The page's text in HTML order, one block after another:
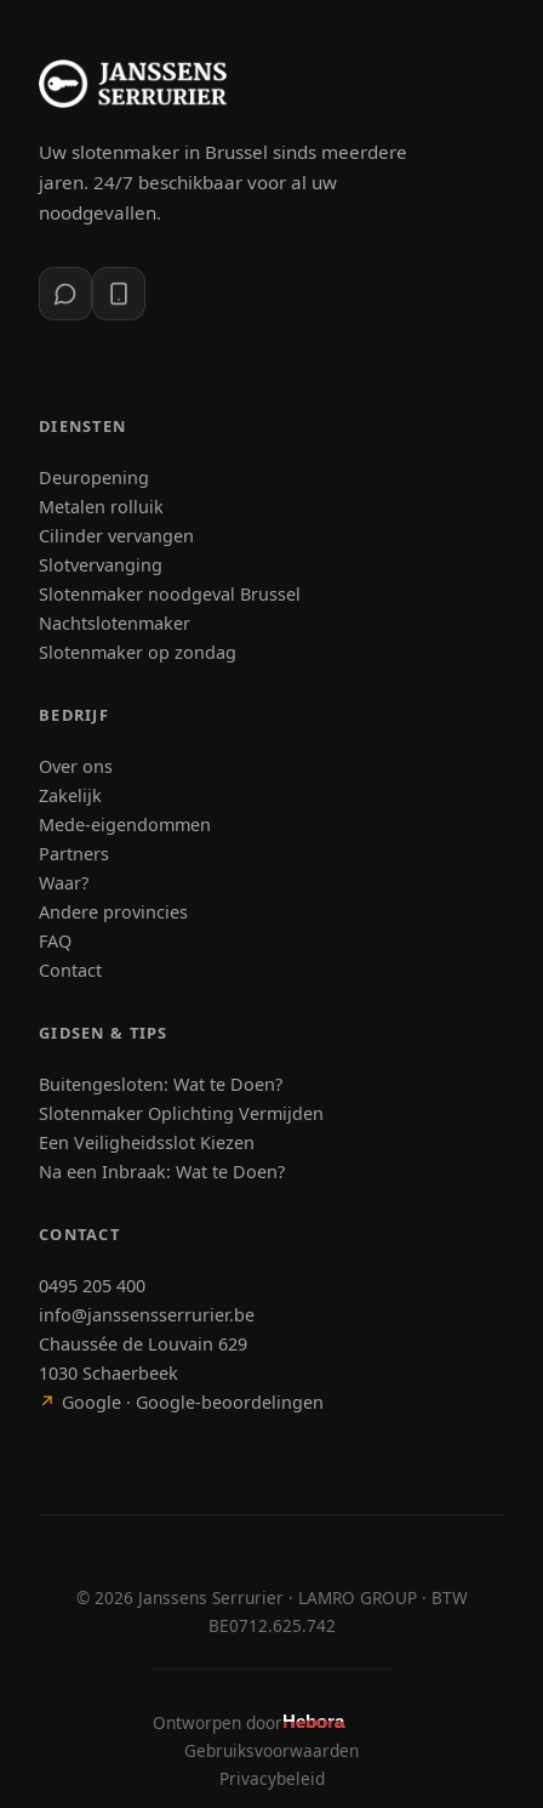
Uw slotenmaker in Brussel sinds meerdere
jaren. 24/7 beschikbaar voor al uw
noodgevallen.
DIENSTEN
Deuropening
Metalen rolluik
Cilinder vervangen
Slotvervanging
Slotenmaker noodgeval Brussel
Nachtslotenmaker
Slotenmaker op zondag
BEDRIJF
Over ons
Zakelijk
Mede-eigendommen
Partners
Waar?
Andere provincies
FAQ
Contact
GIDSEN & TIPS
Buitengesloten: Wat te Doen?
Slotenmaker Oplichting Vermijden
Een Veiligheidsslot Kiezen
Na een Inbraak: Wat te Doen?
CONTACT
0495 205 400
info@janssensserrurier.be
Chaussée de Louvain 629
1030 Schaerbeek
↗ Google · Google-beoordelingen
© 2026 Janssens Serrurier · LAMRO GROUP · BTW
BE0712.625.742
Ontworpen doorHebora
Hebora
Gebruiksvoorwaarden
Privacybeleid